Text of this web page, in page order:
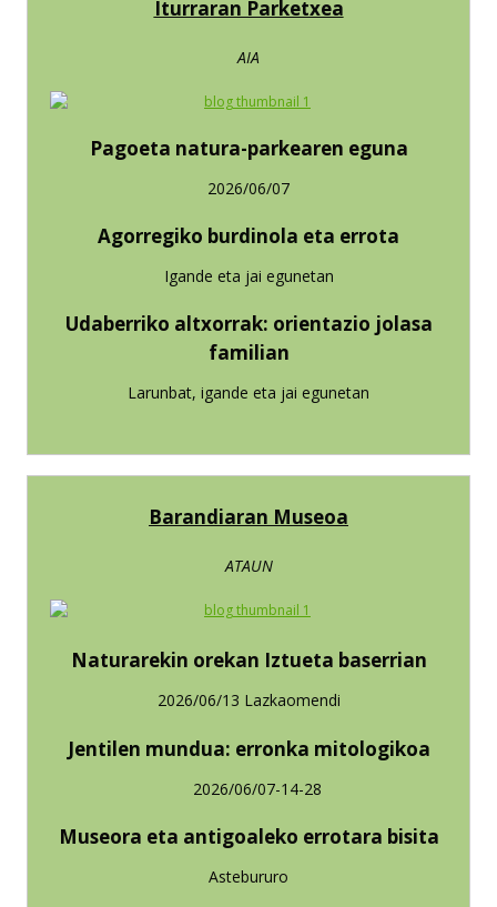
Iturraran Parketxea
AIA
Pagoeta natura-parkearen eguna
2026/06/07
Agorregiko burdinola eta errota
Igande eta jai egunetan
Udaberriko altxorrak: orientazio jolasa
familian
Larunbat, igande eta jai egunetan
Barandiaran Museoa
ATAUN
Naturarekin orekan Iztueta baserrian
2026/06/13 Lazkaomendi
Jentilen mundua: erronka mitologikoa
2026/06/07-14-28
Museora eta antigoaleko errotara bisita
Astebururo